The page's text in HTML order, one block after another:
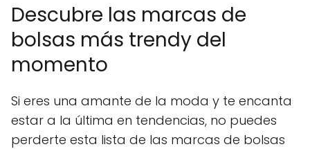
Descubre las marcas de
bolsas más trendy del
momento
Si eres una amante de la moda y te encanta
estar a la última en tendencias, no puedes
perderte esta lista de las marcas de bolsas